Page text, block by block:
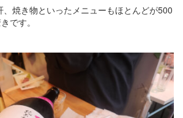
、焼き物といったメニューもほとんどが500
です。